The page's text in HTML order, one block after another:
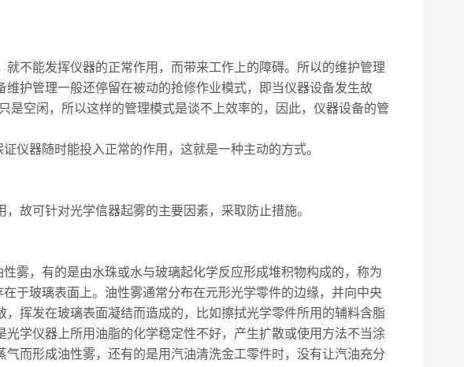
不能发挥仪器的正常作用，而带来工作上的障碍。所以的维护管理
护管理一般还停留在被动的抢修作业模式，即当仪器设备发生故
是空闲，所以这样的管理模式是谈不上效率的，因此，仪器设备的管
仪器随时能投入正常的作用，这就是一种主动的方式。
故可针对光学信器起雾的主要因素，采取防止措施。
雾，有的是由水珠或水与玻璃起化学反应形成堆积物构成的，称为
于玻璃表面上。油性雾通常分布在元形光学零件的边缘，并向中央
挥发在玻璃表面凝结而造成的，比如擦拭光学零件所用的辅料含脂
学仪器上所用油脂的化学稳定性不好，产生扩散或使用方法不当涂
而形成油性雾，还有的是用汽油清洗金工零件时，没有让汽油充分